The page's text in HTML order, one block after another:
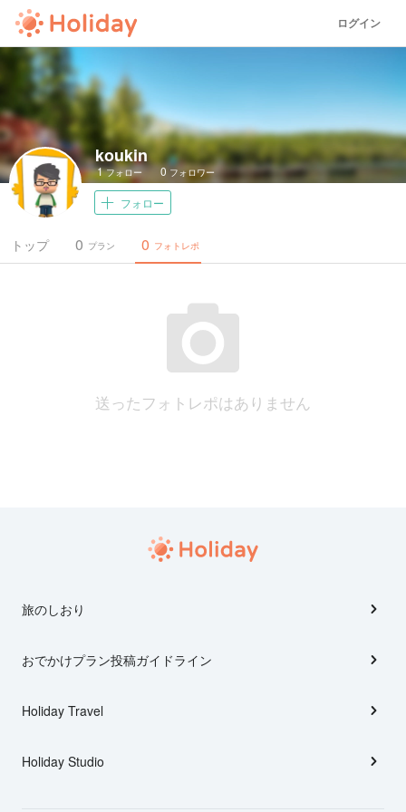
ログイン
koukin
1フォロー 0 フォロワー
フォロー
トップ プラン
0 フォトレポ
0
送ったフォトレポはありません
旅のしおり
おでかけプラン投稿ガイドライン
Holiday Travel
Holiday Studio